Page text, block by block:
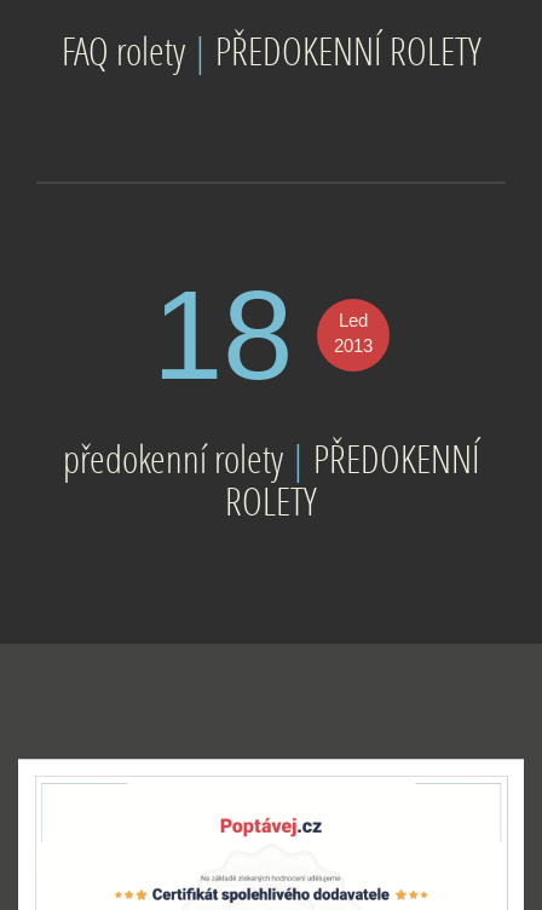
FAQ rolety | PŘEDOKENNÍ ROLETY
18
Led
2013
předokenní rolety | PŘEDOKENNÍ
ROLETY